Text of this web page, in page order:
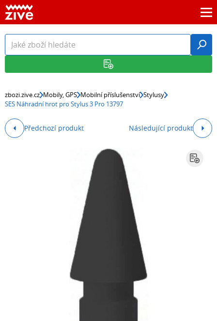
zbozi.zive.cz Mobily, GPS Mobilní příslušenství Stylusy
SES Náhradní hrot pro Stylus 3 Pro 13797
Předchozí produkt Následující produkt